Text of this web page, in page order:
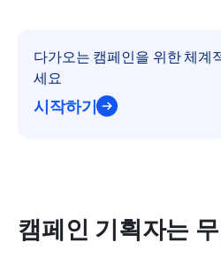
다가오는 캠페인을 위한 체계
세요
시작하기
캠페인 기획자는